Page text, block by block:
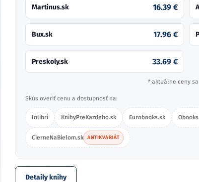
Martinus.sk 16.39 €
Bux.sk 17.96 €
Preskoly.sk 33.69 €
* aktuálne ceny
Skús overiť cenu a dostupnosť na:
Inlibri KnihyPreKazdeho.sk Eurobooks.sk
CierneNaBielom.sk ANTIKVARIÁT
Detaily knihy